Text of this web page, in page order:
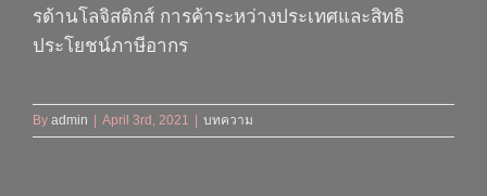
รด้านโลจิสติกส์ การค้าระหว่างประเทศและสิทธิ
ประโยชน์ภาษีอากร
By admin April 3rd, 2021 บทความ